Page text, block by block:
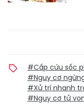
#Cấp cứu sốc
#Nguy cơ
#Xử trí nhanh
#Nguy cơ tử